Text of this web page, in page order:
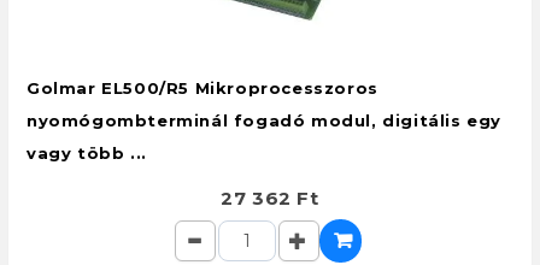
Golmar EL500/R5 Mikroprocesszoros
nyomógombterminál fogadó modul, digitális egy
vagy több ...
27 362 Ft